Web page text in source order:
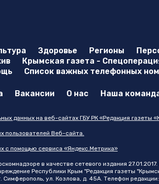
Здоровье Регионы
Крымская газета -
Список важных телефонных
Вакансии О нас Наша
данных на веб-сайтах ГБУ РК «Редакция газеты
пользователей Веб-сайта.
с помощью сервиса «Яндекс.Метрика»
в качестве сетевого издания
Республики Крым "Редакция газеты
ул. Козлова, д. 45А. Телефон